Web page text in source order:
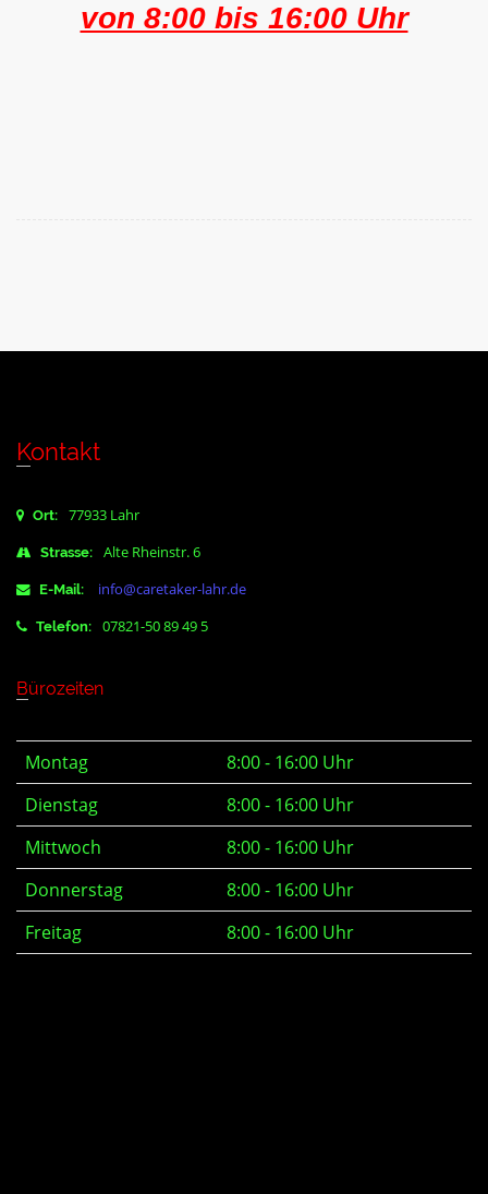
von 8:00 bis 16:00 Uhr
Kontakt
Ort: 77933 Lahr
Strasse: Alte Rheinstr. 6
E-Mail: info@caretaker-lahr.de
Telefon: 07821-50 89 49 5
Bürozeiten
Montag
8:00 - 16:00 Uhr
Dienstag
8:00 - 16:00 Uhr
Mittwoch
8:00 - 16:00 Uhr
Donnerstag
8:00 - 16:00 Uhr
Freitag
8:00 - 16:00 Uhr